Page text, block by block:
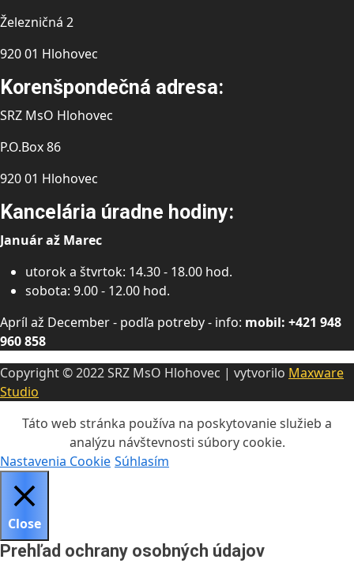
Železničná 2
920 01 Hlohovec
Korenšpondečná adresa:
SRZ MsO Hlohovec
P.O.Box 86
920 01 Hlohovec
Kancelária úradne hodiny:
Január až Marec
utorok a štvrtok: 14.30 - 18.00 hod.
sobota: 9.00 - 12.00 hod.
Apríl až December - podľa potreby - info: mobil: +421 948
960 858
Copyright © 2022 SRZ MsO Hlohovec | vytvorilo Maxware
Studio
Táto web stránka používa na poskytovanie služieb a
analýzu návštevnosti súbory cookie.
Nastavenia Cookie Súhlasím
Close
Prehľad ochrany osobných údajov